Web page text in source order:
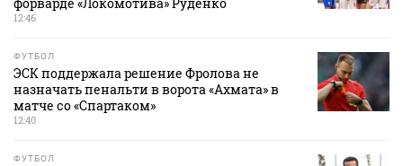
12:46
ФУТБОЛ
ЭСК поддержала решение Фролова не
назначать пенальти в ворота «Ахмата» в
матче со «Спартаком»
12:40
ФУТБОЛ